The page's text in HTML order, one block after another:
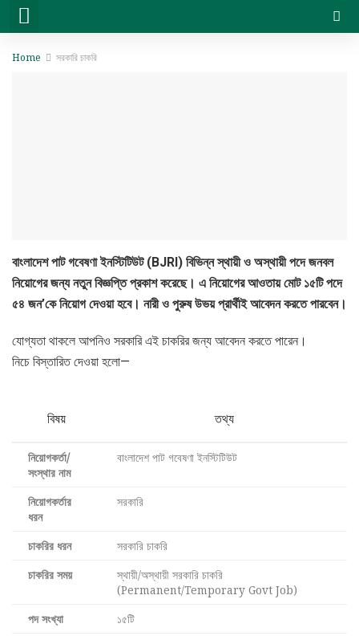
Home সরকারি চাকরি
বাংলাদেশ পাট গবেষণা ইনস্টিটিউট (BJRI) বিভিন্ন স্থায়ী ও অস্থায়ী পদে জনবল
নিয়োগের জন্য নতুন বিজ্ঞপ্তি প্রকাশ করেছে। এ নিয়োগের আওতায় মোট ১৫টি পদে
৫৪ জন’কে নিয়োগ দেওয়া হবে। নারী ও পুরুষ উভয় প্রার্থীই আবেদন করতে পারবেন।
যোগ্যতা থাকলে আপনিও সরকারি এই চাকরির জন্য আবেদন করতে পারেন।
নিচে বিস্তারিত দেওয়া হলো—
বিষয় তথ্য
নিয়োগকর্তা/
সংস্থার নাম
বাংলাদেশ পাট গবেষণা ইনস্টিটিউট
নিয়োগকর্তার
ধরন
সরকারি
চাকরির ধরন
সরকারি চাকরি
চাকরির সময়
স্থায়ী/অস্থায়ী সরকারি চাকরি
(Permanent/Temporary Govt Job)
পদ সংখ্যা
১৫টি